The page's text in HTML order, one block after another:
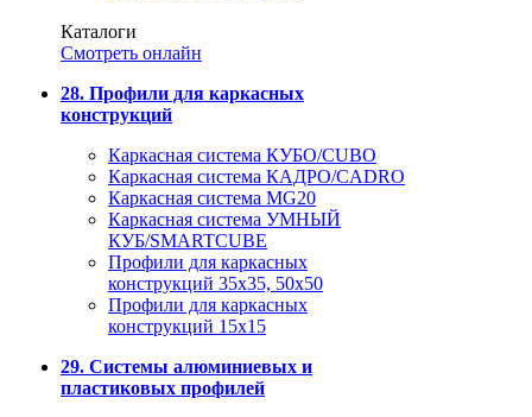
Каталоги
Смотреть онлайн
28. Профили для каркасных
конструкций
Каркасная система КУБО/CUBO
Каркасная система КАДРО/CADRO
Каркасная система MG20
Каркасная система УМНЫЙ
КУБ/SMARTCUBE
Профили для каркасных
конструкций 35x35, 50x50
Профили для каркасных
конструкций 15х15
29. Системы алюминиевых и
пластиковых профилей